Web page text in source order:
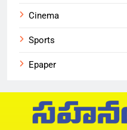
Cinema
Sports
Epaper